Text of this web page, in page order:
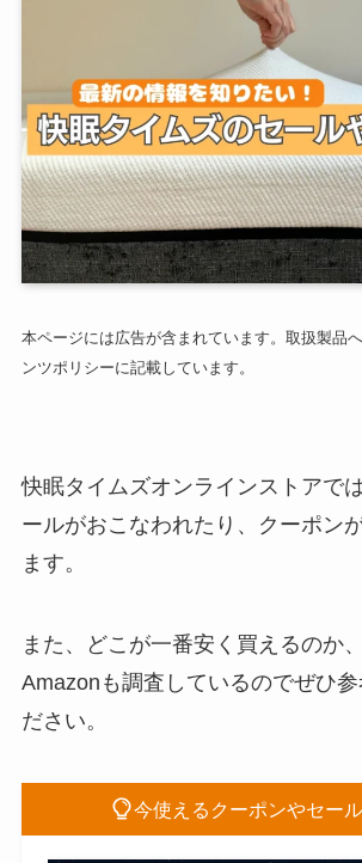
本ページには広告が含まれています。取扱製品
ンツポリシーに記載しています。
快眠タイムズオンラインストアで
ールがおこなわれたり、クーポン
ます。
また、どこが一番安く買えるのか
Amazonも調査しているのでぜひ参
ださい。
今使えるクーポンやセー